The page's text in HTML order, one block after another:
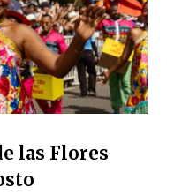
las Flores